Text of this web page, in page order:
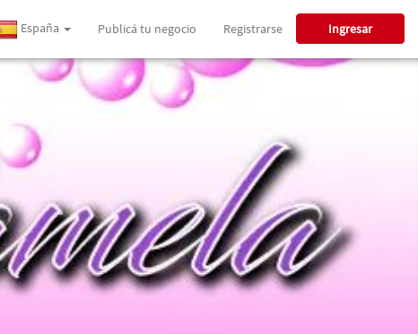
España Publicá tu negocio Registrarse Ingresar